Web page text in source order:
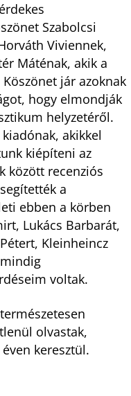
Szabolcsi
Viviennek,
Máténak, akik a
jár azoknak
hogy elmondják
helyzetéről.
akikkel
kiépíteni az
között recenziós
a
ebben a körben
Lukács Barbarát,
Kleinheincz
voltak.
olvastak,
keresztül.